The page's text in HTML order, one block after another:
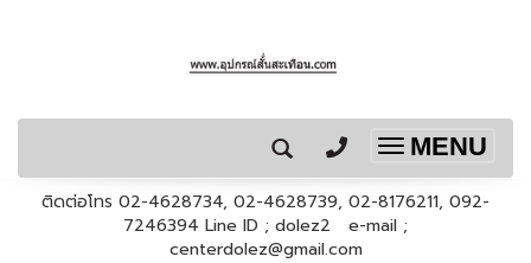
Toggle
navigation
MENU
ติดต่อโทร 02-4628734, 02-4628739, 02-8176211, 092-
7246394 Line ID ; dolez2 e-mail ;
centerdolez@gmail.com